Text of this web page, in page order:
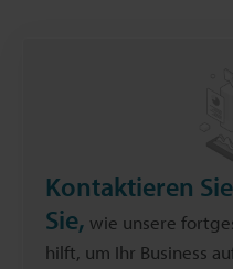
Kontaktieren
Sie, wie unsere
hilft, um Ihr Business